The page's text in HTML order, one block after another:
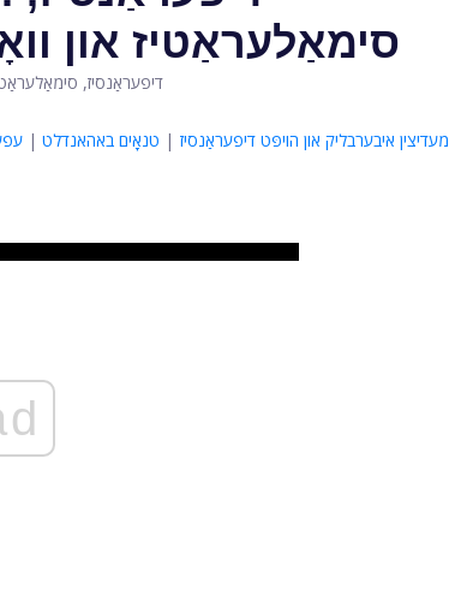
סימאַלעראַטיז און
מעדיצין איבערבליק און הויפּט דיפעראַנסיז | טנאָים באהאנדלט|